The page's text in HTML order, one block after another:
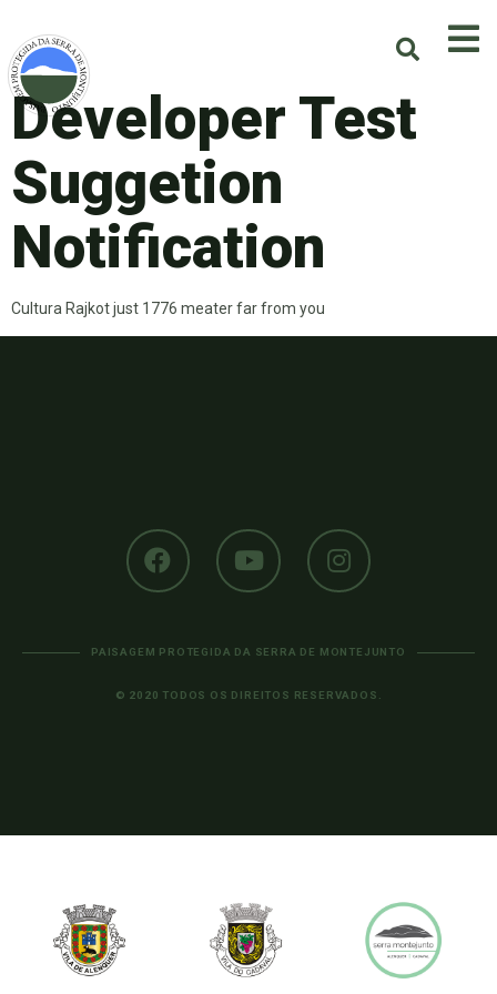
Developer Test
Suggetion
Notification
Cultura Rajkot just 1776 meater far from you
PAISAGEM PROTEGIDA DA SERRA DE MONTEJUNTO
© 2020 TODOS OS DIREITOS RESERVADOS.